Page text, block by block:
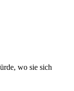
wo sie sich